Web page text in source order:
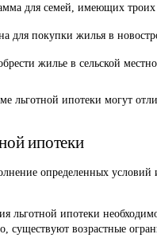
для семей, имеющих
для покупки жилья в
жилье в сельской
льготной ипотеки могут
ипотеки
определенных
льготной ипотеки
существуют возрастные